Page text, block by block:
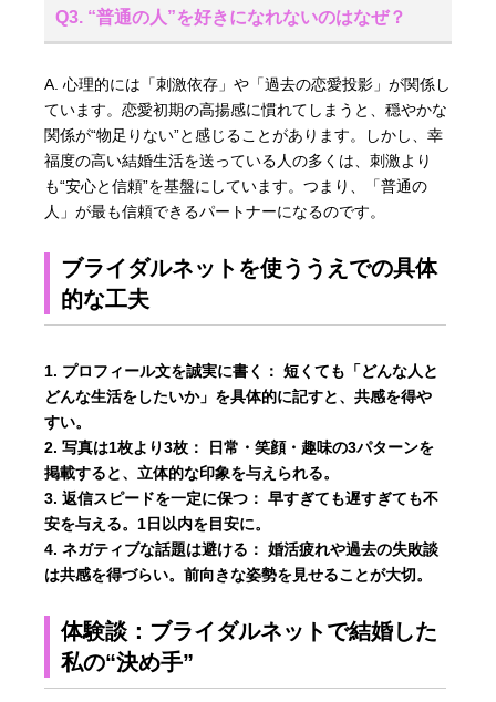
Q3. “普通の人”を好きになれないのはなぜ？
A. 心理的には「刺激依存」や「過去の恋愛投影」が関係し
ています。恋愛初期の高揚感に慣れてしまうと、穏やかな
関係が“物足りない”と感じることがあります。しかし、幸
福度の高い結婚生活を送っている人の多くは、刺激より
も“安心と信頼”を基盤にしています。つまり、「普通の
人」が最も信頼できるパートナーになるのです。
ブライダルネットを使ううえでの具体
的な工夫
プロフィール文を誠実に書く： 短くても「どんな人と
どんな生活をしたいか」を具体的に記すと、共感を得や
すい。
写真は1枚より3枚：
日常・笑顔・趣味の3パターンを
掲載すると、立体的な印象を与えられる。
返信スピードを一定に保つ： 早すぎても遅すぎても不
安を与える。1日以内を目安に。
ネガティブな話題は避ける： 婚活疲れや過去の失敗談
は共感を得づらい。前向きな姿勢を見せることが大切。
体験談：ブライダルネットで結婚した
私の“決め手”